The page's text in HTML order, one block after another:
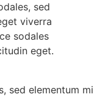
sed
viverra
sodales
eget.
sed elementum mi